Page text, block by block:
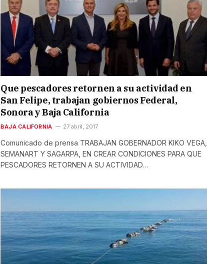
Que pescadores retornen a su actividad en
San Felipe, trabajan gobiernos Federal,
Sonora y Baja California
BAJA CALIFORNIA 27 abril, 2017
Comunicado de prensa TRABAJAN GOBERNADOR KIKO VEGA,
SEMANART Y SAGARPA, EN CREAR CONDICIONES PARA QUE
PESCADORES RETORNEN A SU ACTIVIDAD…